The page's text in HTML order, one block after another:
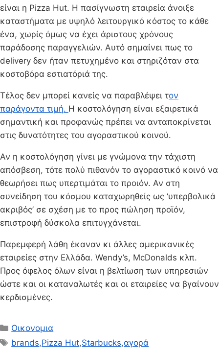
είναι η Pizza Hut. H πασίγνωστη εταιρεία άνοιξε
καταστήματα με υψηλό λειτουργικό κόστος το κάθε
ένα, χωρίς όμως να έχει άριστους χρόνους
παράδοσης παραγγελιών. Αυτό σημαίνει πως το
delivery δεν ήταν πετυχημένο και στηριζόταν στα
κοστοβόρα εστιατόριά της.
Τέλος δεν μπορεί κανείς να παραβλέψει τον
παράγοντα τιμή. Η κοστολόγηση είναι εξαιρετικά
σημαντική και προφανώς πρέπει να ανταποκρίνεται
στις δυνατότητες του αγοραστικού κοινού.
Αν η κοστολόγηση γίνει με γνώμονα την τάχιστη
απόσβεση, τότε πολύ πιθανόν το αγοραστικό κοινό να
θεωρήσει πως υπερτιμάται το προιόν. Αν στη
συνείδηση του κόσμου καταχωρηθείς ως ‘υπερβολικά
ακριβός’ σε σχέση με το προς πώληση προϊόν,
επιστροφή δύσκολα επιτυγχάνεται.
Παρεμφερή λάθη έκαναν κι άλλες αμερικανικές
εταιρείες στην Ελλάδα. Wendy’s, McDonalds κλπ.
Προς όφελος όλων είναι η βελτίωση των υπηρεσιών
ώστε και οι καταναλωτές και οι εταιρείες να βγαίνουν
κερδισμένες.
Κατηγορίες
Οικονομια
Ετικέτες
brands,Pizza Hut,Starbucks,αγορά